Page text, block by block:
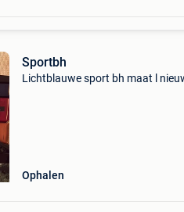
Sportbh
Lichtblauwe sport bh maat l
Ophalen